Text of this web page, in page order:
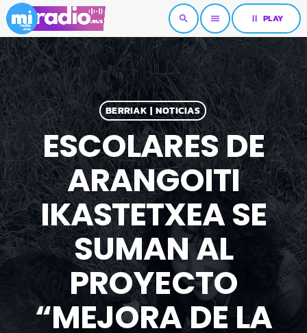
search menu pause PLAY
BERRIAK | NOTICIAS
ESCOLARES DE
ARANGOITI
IKASTETXEA SE
SUMAN AL
PROYECTO
“MEJORA DE LA